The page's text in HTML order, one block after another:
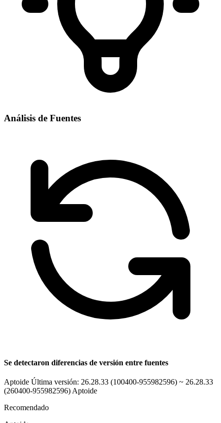
Análisis de Fuentes
Se detectaron diferencias de versión entre fuentes
Aptoide Última versión: 26.28.33 (100400-955982596) ~ 26.28.33
(260400-955982596) Aptoide
Recomendado